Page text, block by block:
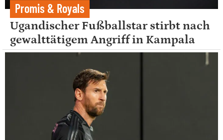
Promis & Royals
Ugandischer Fußballstar stirbt nach
gewalttätigem Angriff in Kampala